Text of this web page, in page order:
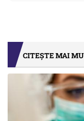
CITEȘTE MAI